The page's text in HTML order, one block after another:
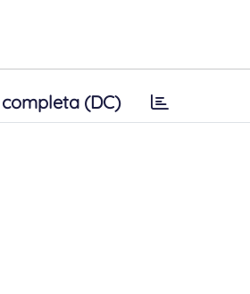
(DC)